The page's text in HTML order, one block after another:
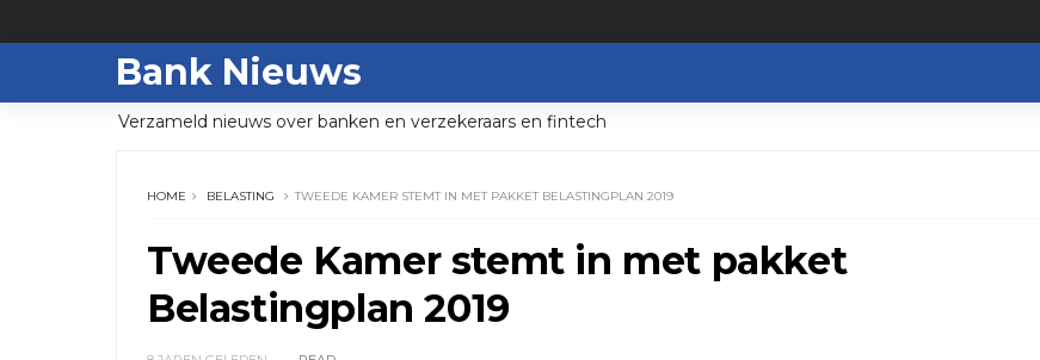
Bank Nieuws
Verzameld nieuws over banken en verzekeraars en fintech
HOME BELASTING TWEEDE KAMER STEMT IN MET PAKKET BELASTINGPLAN 2019
Tweede Kamer stemt in met pakket
Belastingplan 2019